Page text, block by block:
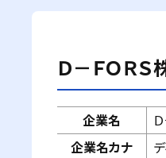
Ｄ－ＦＯＲ
企業名
企業名カナ